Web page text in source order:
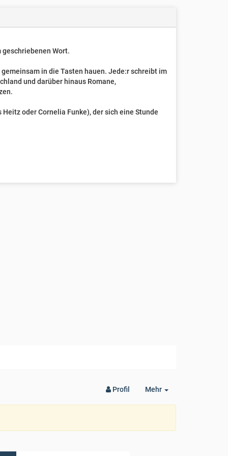
Wort.
in die Tasten hauen. Jede:r schreibt im
und darüber hinaus Romane,
oder Cornelia Funke), der sich eine Stunde
Mehr
Toggle
Profil